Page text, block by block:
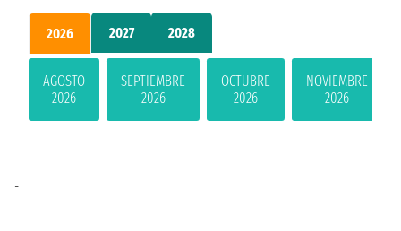
2026 2027 2028
AGOSTO
2026
SEPTIEMBRE
2026
OCTUBRE
2026
NOVIEMBRE
2026
-